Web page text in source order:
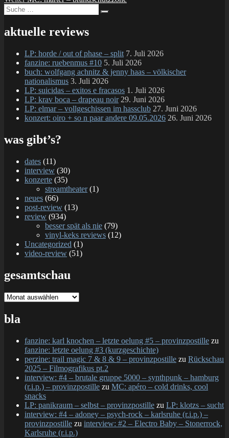
Suche
nach:
aktuelle reviews
LP: horde / out of phase – split 7. Juli 2026
fanzine: ruebenmus #10 5. Juli 2026
buch: wolfgang achnitz & jenny haas – völkischer
nationalismus 3. Juli 2026
LP: suicidas – exitos e fracasos 1. Juli 2026
LP: krav boca – drapeau noir 29. Juni 2026
LP: elmar – vollgeschissen im hassclub 27. Juni 2026
konzert: oiro + so n paar andere 09.05.2026 26. Juni 2026
was gibt’s?
dates (11)
interview (30)
konzerte (35)
streamtheater(1)
neues (66)
post-review (13)
review (934)
besser spät als nie (79)
vinyl-keks reviews (12)
Uncategorized (1)
video-review (51)
gesamtschau
gesamtschau
bla
fanzine: karl knochen – letzte oelung #5 – provinzpostille zu
fanzine: letzte oelung #3 (kurzgeschichte)
perzine: trail magic 7 & 8 & 9 – provinzpostille zu Rückschau
2025 – Filmografikus pt.2
interview: #4 – brutale gruppe 5000 – synthpunk – hamburg
(r.i.p.) – provinzpostille zu MC: apéro – cold drinks, cool
snacks
LP: panikraum – selbst – provinzpostille zu LP: klotzs – sucht
interview: #4 – adoney – psych-rock – karlsruhe (r.i.p.) –
provinzpostille zu interview: #2 – Electro Baby – Stonerrock,
Karlsruhe (r.i.p.)